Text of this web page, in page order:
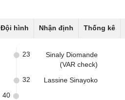
Đội hình Nhận định Thống kê
Sinaly Diomande
(VAR check)
23
Lassine Sinayoko
32
40